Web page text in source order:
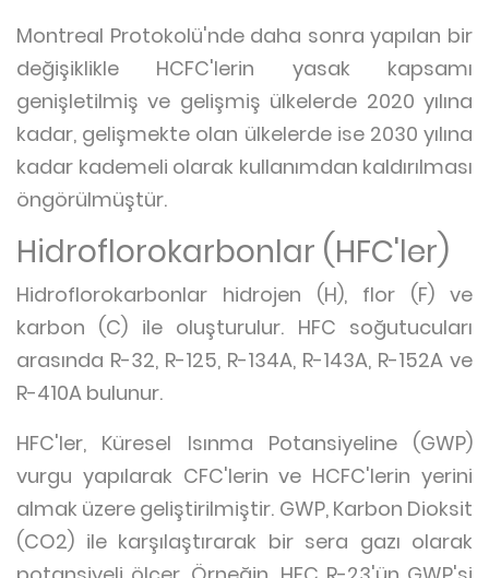
Montreal Protokolü'nde daha sonra yapılan bir
değişiklikle HCFC'lerin yasak kapsamı
genişletilmiş ve gelişmiş ülkelerde 2020 yılına
kadar, gelişmekte olan ülkelerde ise 2030 yılına
kadar kademeli olarak kullanımdan kaldırılması
öngörülmüştür.
Hidroflorokarbonlar (HFC'ler)
Hidroflorokarbonlar hidrojen (H), flor (F) ve
karbon (C) ile oluşturulur. HFC soğutucuları
arasında R-32, R-125, R-134A, R-143A, R-152A ve
R-410A bulunur.
HFC'ler, Küresel Isınma Potansiyeline (GWP)
vurgu yapılarak CFC'lerin ve HCFC'lerin yerini
almak üzere geliştirilmiştir. GWP, Karbon Dioksit
(CO2) ile karşılaştırarak bir sera gazı olarak